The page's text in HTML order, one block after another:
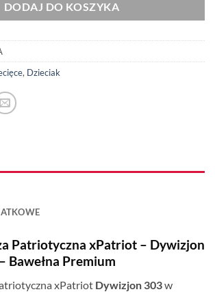
DODAJ DO KOSZYKA
, Dzieciak
Patriotyczna xPatriot – Dywizjon
Bawełna Premium
xPatriot Dywizjon 303w